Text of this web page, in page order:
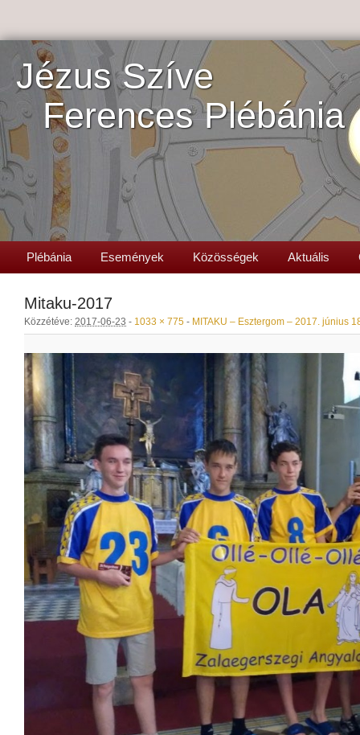
Jézus Szíve
Ferences Plébánia
Plébánia Események Közösségek Aktuális
Mitaku-2017
Közzétéve: 2017-06-23 - 1033 × 775 - MITAKU – Esztergom – 2017. június